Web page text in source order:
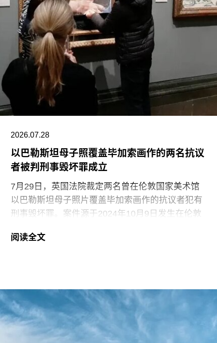
里尼（Benito Mussolini）开始剥夺意大利犹太人的
公民身份时，福蒂全家逃往美国，最终定居洛杉
矶。她曾进入俄勒冈州波特兰的里德学院（Reed
College）就读，但中途退学，并与当时的伴侣、观
念艺术家罗伯特·莫里斯（Robert Morris）搬到旧金
山。在那里，她先后于哈尔普林-拉思罗普学校
（Halprin-Lathrop School）和马林舞蹈工作室
（Dance Workshop of
2026.07.28
以巴勒斯坦母子照覆盖毕加索画作的两名抗议
者被判刑事毁坏罪成立
7月29日，英国法院裁定两名曾在伦敦国家美术馆
以巴勒斯坦母子照片覆盖毕加索画作的抗议者犯有
刑事毁坏罪。案件源于2024年10月9日发生在伦敦
23岁的国家卫生服务工作者贾伊·哈莱（Jai Halai）
是血孩子、悲痛哭泣的照片覆盖了巴勃罗·毕加索
1901年的作品《母性》（
片由巴勒斯坦摄影记者阿里·贾达拉（Ali
Jadallah）于2024年3月以色列围困加沙希法医院
阅读全文